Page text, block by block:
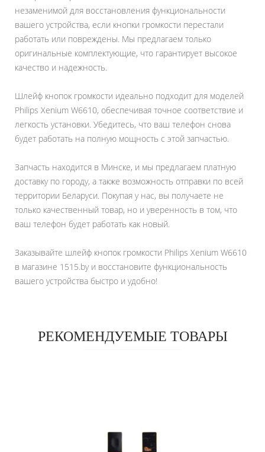
незаменимой для восстановления функциональности
вашего устройства, если кнопки громкости перестали
работать или повреждены. Мы предлагаем только
оригинальные комплектующие, что гарантирует высокое
качество и надежность.
Шлейф кнопок громкости идеально подходит для моделей
Philips Xenium W6610, обеспечивая точное соответствие и
легкость установки. Убедитесь, что ваш телефон снова
будет работать на полную мощность с этой запчастью.
Запчасть находится в Минске, и мы предлагаем платную
доставку по городу, а также возможность отправки по всей
территории Беларуси. Покупая у нас, вы получаете не
только качественный товар, но и уверенность в том, что
ваш телефон будет работать как новый.
Заказывайте шлейф кнопок громкости Philips Xenium W6610
в магазине 1515.by и восстановите функциональность
вашего устройства быстро и удобно!
РЕКОМЕНДУЕМЫЕ ТОВАРЫ